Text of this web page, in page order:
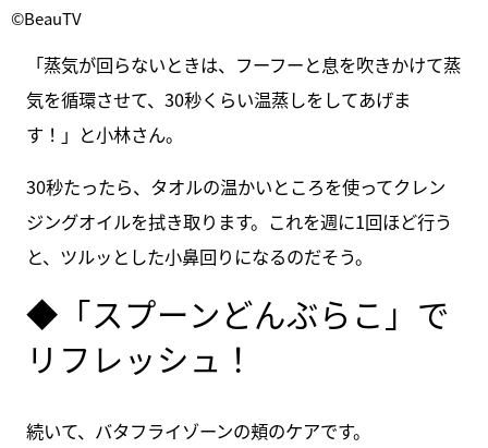
©BeauTV
「蒸気が回らないときは、フーフーと息を吹きかけて蒸
気を循環させて、30秒くらい温蒸しをしてあげま
す！」と小林さん。
30秒たったら、タオルの温かいところを使ってクレン
ジングオイルを拭き取ります。これを週に1回ほど行う
と、ツルッとした小鼻回りになるのだそう。
◆「スプーンどんぶらこ」で
リフレッシュ！
続いて、バタフライゾーンの頬のケアです。